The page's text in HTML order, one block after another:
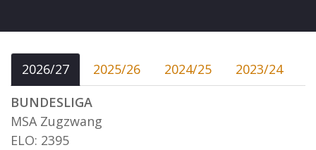
2026/27 2025/26 2024/25
2023/24
BUNDESLIGA
MSA Zugzwang
ELO: 2395